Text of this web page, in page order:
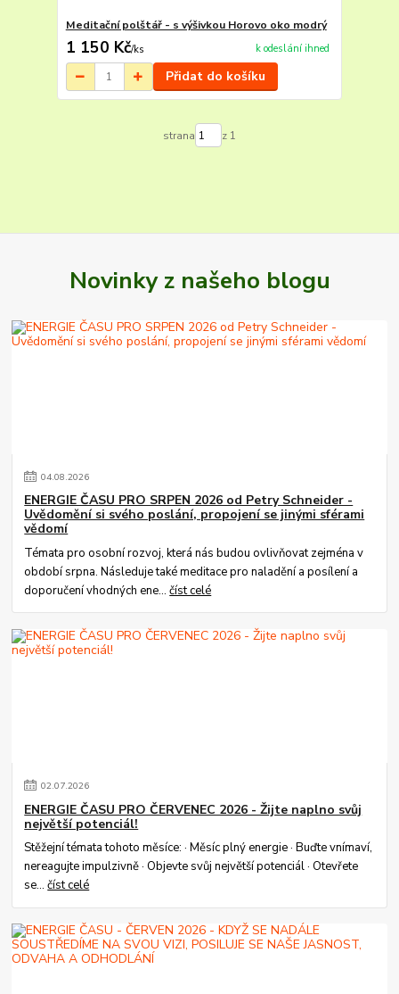
Meditační polštář - s výšivkou Horovo oko modrý
1 150 Kč/ks k odeslání ihned
Přidat do košíku
strana z 1
Novinky z našeho blogu
04.08.2026
ENERGIE ČASU PRO SRPEN 2026 od Petry Schneider -
Uvědomění si svého poslání, propojení se jinými sférami
vědomí
Témata pro osobní rozvoj, která nás budou ovlivňovat zejména v
období srpna. Následuje také meditace pro naladění a posílení a
doporučení vhodných ene...číst celé
02.07.2026
ENERGIE ČASU PRO ČERVENEC 2026 - Žijte naplno svůj
největší potenciál!
Stěžejní témata tohoto měsíce: · Měsíc plný energie · Buďte vnímaví,
nereagujte impulzivně · Objevte svůj největší potenciál · Otevřete
se...číst celé